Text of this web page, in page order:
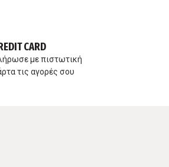
CARD
με πιστωτική
τις αγορές σου